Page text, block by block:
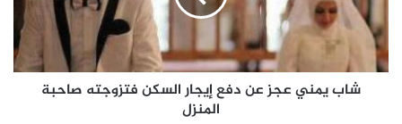
شاب يمني عجز عن دفع إيجار السكن فتزوجته صاحبة
المنزل